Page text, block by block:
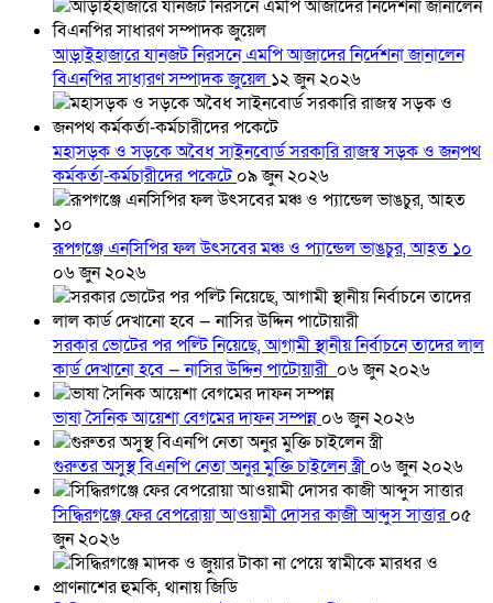
আড়াইহাজারে যানজট নিরসনে এমপি আজাদের নির্দেশনা জানালেন
বিএনপির সাধারণ সম্পাদক জুয়েল ১২ জুন ২০২৬
মহাসড়ক ও সড়কে অবৈধ সাইনবোর্ড সরকারি রাজস্ব সড়ক ও জনপথ
কর্মকর্তা-কর্মচারীদের পকেটে০৯ জুন ২০২৬
রূপগঞ্জে এনসিপির ফল উৎসবের মঞ্চ ও প্যান্ডেল ভাঙচুর, আহত ১০
০৬ জুন ২০২৬
সরকার ভোটের পর পল্টি নিয়েছে, আগামী স্থানীয় নির্বাচনে তাদের লাল
কার্ড দেখানো হবে — নাসির উদ্দিন পাটোয়ারী ০৬ জুন ২০২৬
ভাষা সৈনিক আয়েশা বেগমের দাফন সম্পন্ন ০৬ জুন ২০২৬
গুরুতর অসুস্থ বিএনপি নেতা অনুর মুক্তি চাইলেন স্ত্রী০৬ জুন ২০২৬
সিদ্ধিরগঞ্জে ফের বেপরোয়া আওয়ামী দোসর কাজী আব্দুস সাত্তার০৫
জুন ২০২৬